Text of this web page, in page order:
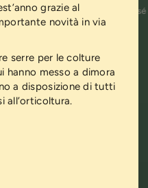
grazie al
novità in via
serre per le colture
hanno messo a dimora
a disposizione di tutti
all’orticoltura.
di primavera ha portato con sé
nuove serre!
inverno
le
Il
è
di